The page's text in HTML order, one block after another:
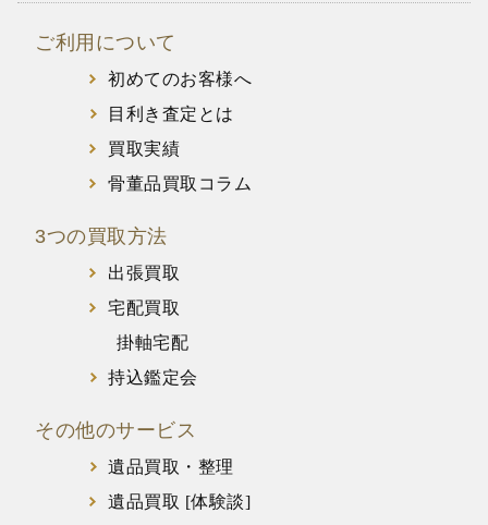
ご利用について
初めてのお客様へ
目利き査定とは
買取実績
骨董品買取コラム
3つの買取方法
出張買取
宅配買取
掛軸宅配
持込鑑定会
その他のサービス
遺品買取・整理
遺品買取 [体験談]